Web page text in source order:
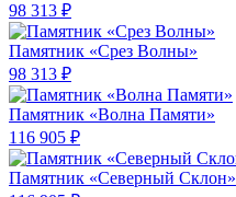
98 313 ₽
Памятник «Срез Волны»
98 313 ₽
Памятник «Волна Памяти»
116 905 ₽
Памятник «Северный Склон»